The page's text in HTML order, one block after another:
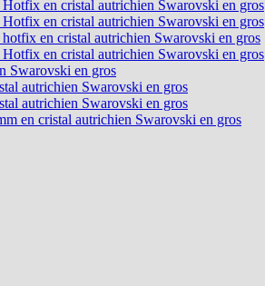
Hotfix en cristal autrichien Swarovski en gros
Hotfix en cristal autrichien Swarovski en gros
en cristal autrichien Swarovski en gros
Hotfix en cristal autrichien Swarovski en gros
Swarovski en gros
autrichien Swarovski en gros
autrichien Swarovski en gros
en cristal autrichien Swarovski en gros